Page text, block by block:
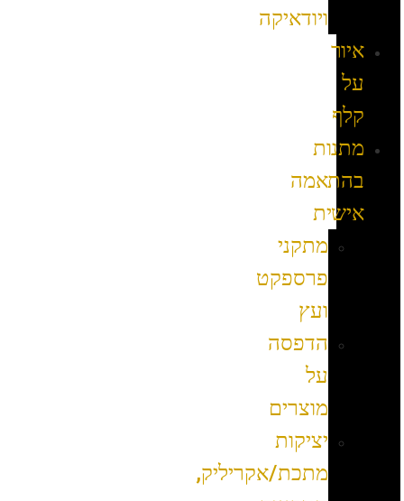
ויודאיקה
איור
על
קלף
מתנות
בהתאמה
אישית
מתקני
פרספקט
ועץ
הדפסה
על
מוצרים
יציקות
מתכת/אקריליק,